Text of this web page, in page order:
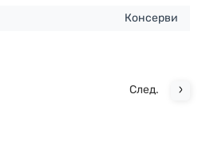
Консерви
След.